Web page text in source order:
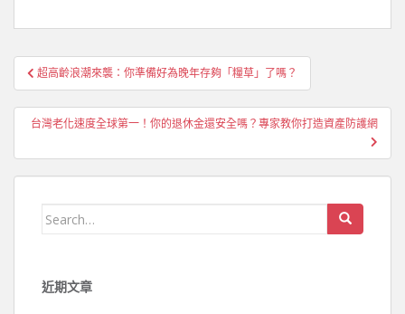
文
章
導
覽
超高齡浪潮來襲：你準備好為晚年存夠「糧草」了嗎？
台灣老化速度全球第一！你的退休金還安全嗎？專家教你打造資產防護網
Search
近期文章